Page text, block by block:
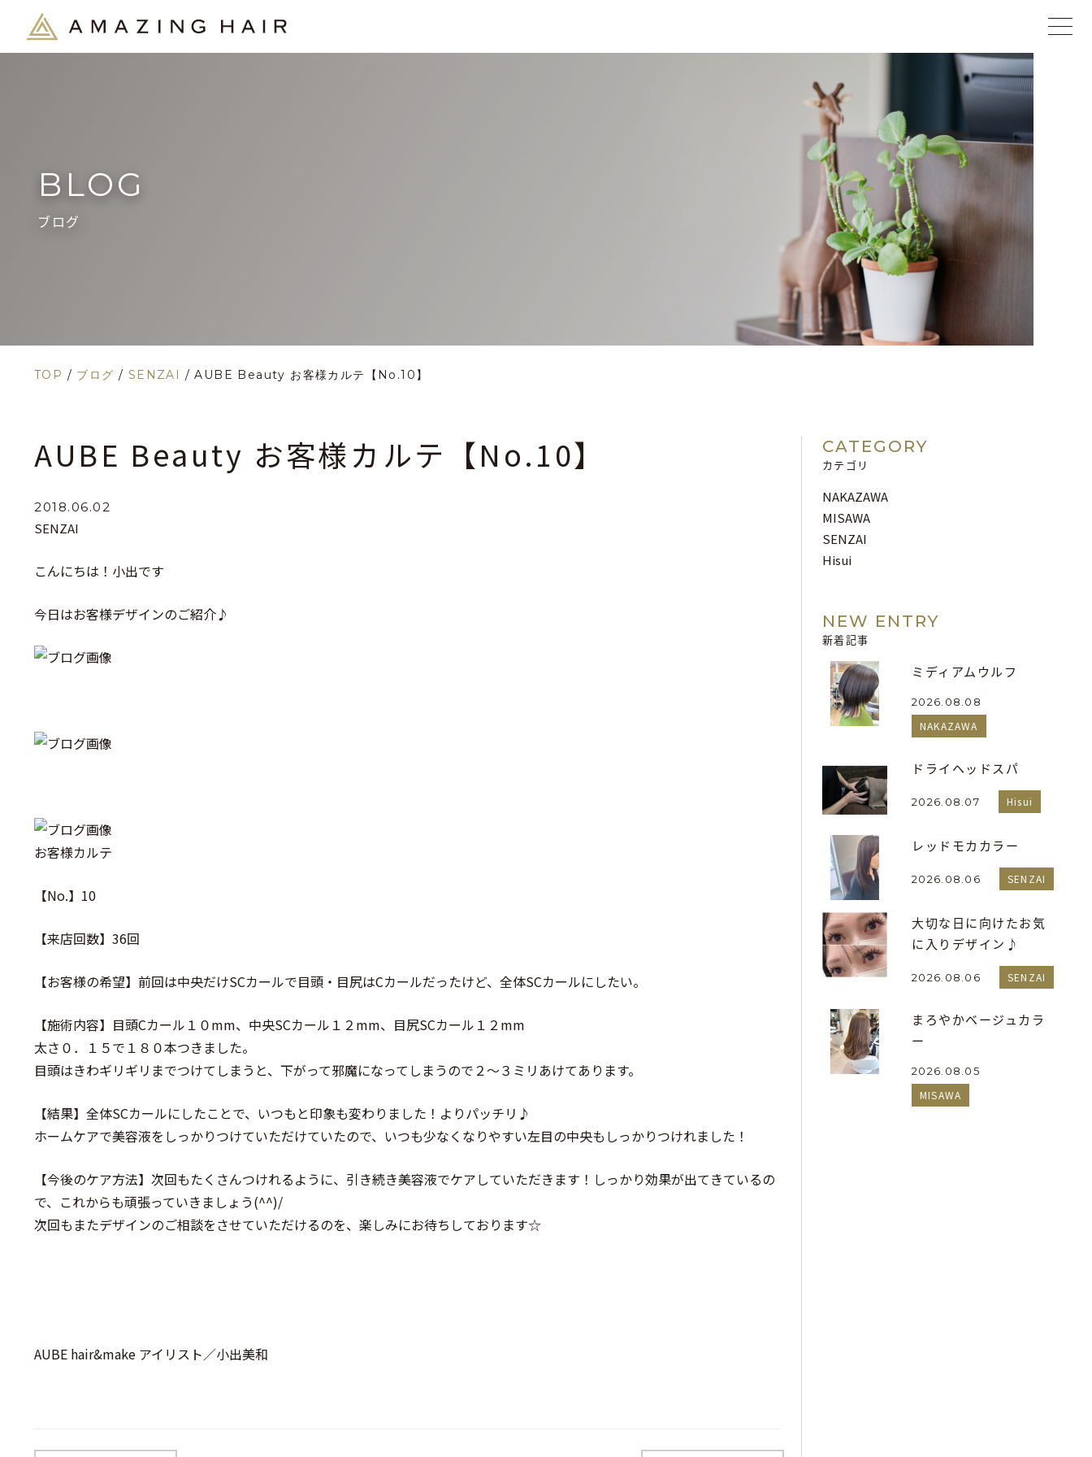
BLOG
ブログ
TOP / ブログ / SENZAI /AUBE Beauty お客様カルテ【No.10】
AUBE Beauty お客様カルテ【No.10】
2018.06.02
SENZAI
こんにちは！小出です
今日はお客様デザインのご紹介♪
お客様カルテ
【No.】10
【来店回数】36回
【お客様の希望】前回は中央だけSCカールで目頭・目尻はCカールだったけど、全体SCカールにしたい。
【施術内容】目頭Cカール１０mm、中央SCカール１２mm、目尻SCカール１２mm
太さ０．１５で１８０本つきました。
目頭はきわギリギリまでつけてしまうと、下がって邪魔になってしまうので２～３ミリあけてあります。
【結果】全体SCカールにしたことで、いつもと印象も変わりました！よりパッチリ♪
ホームケアで美容液をしっかりつけていただけていたので、いつも少なくなりやすい左目の中央もしっかりつけれました！
【今後のケア方法】次回もたくさんつけれるように、引き続き美容液でケアしていただきます！しっかり効果が出てきているの
で、これからも頑張っていきましょう(^^)/
次回もまたデザインのご相談をさせていただけるのを、楽しみにお待ちしております☆
AUBE hair&make アイリスト／小出美和
CATEGORY
カテゴリ
NAKAZAWA
MISAWA
SENZAI
Hisui
NEW ENTRY
新着記事
ミディアムウルフ
2026.08.08
NAKAZAWA
ドライヘッドスパ
2026.08.07 Hisui
レッドモカカラー
2026.08.06 SENZAI
大切な日に向けたお気
に入りデザイン♪
2026.08.06 SENZAI
まろやかベージュカラ
ー
2026.08.05
MISAWA